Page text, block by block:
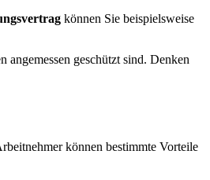
können Sie beispielsweise
angemessen geschützt sind. Denken
können bestimmte Vorteile